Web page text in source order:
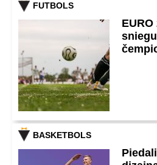
FUTBOLS
BASKETBOLS